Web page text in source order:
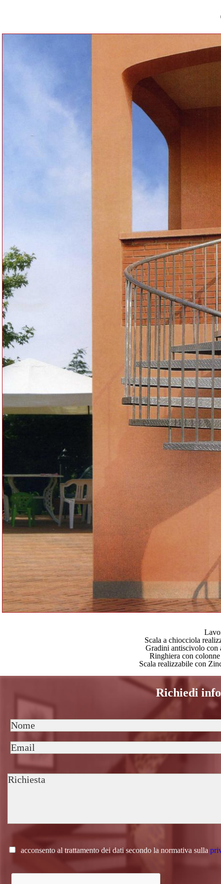
Scala a chiocciola
Gradini antiscivolo con
Ringhiera con
Scala realizzabile con
Richiedi
acconsento al trattamento dei dati secondo la normativa sulla